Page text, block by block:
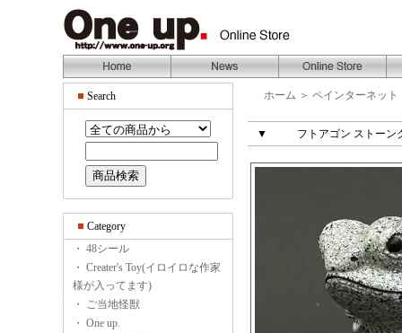
Search
Category
・ 48シール
・ Creater's Toy(イロイロな作家
様が入ってます)
・ ご当地怪獣
・ One up.
ホーム ＞ ペインターネット
▼ フトアゴン ストーン